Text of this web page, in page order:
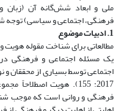
ملی و ابعاد شش‌گانه آن (زبان
فرهنگی، اجتماعی و سیاسی)
1. ادبیات موضوع
مطالعاتی برای شناخت مقوله
یک مسئله اجتماعی و فرهنگی
اجتماعی توسط بسیاری از محققان
2017: 155). هویت اصطلاحاً
فرهنگی و روانی است که موجب